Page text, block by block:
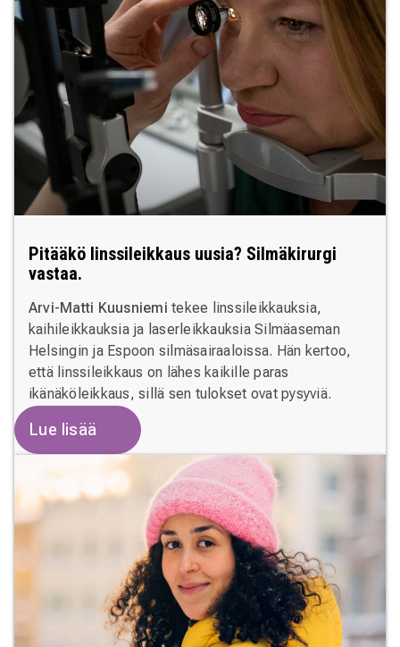
Pitääkö linssileikkaus uusia? Silmäkirurgi
vastaa.
Arvi-Matti Kuusniemitekee linssileikkauksia,
kaihileikkauksia ja laserleikkauksia Silmäaseman
Helsingin ja Espoon silmäsairaaloissa. Hän kertoo,
että linssileikkaus on lähes kaikille paras
ikänäköleikkaus, sillä sen tulokset ovat pysyviä.
Lue lisää